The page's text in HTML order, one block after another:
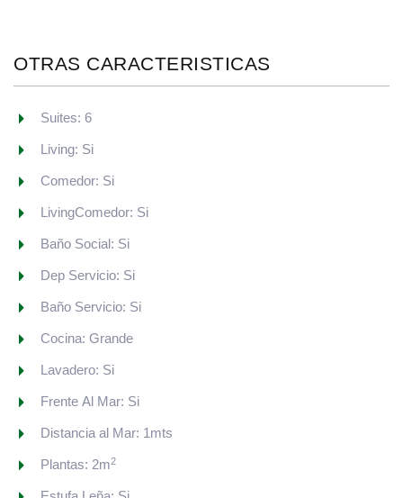
OTRAS CARACTERISTICAS
Suites: 6
Living: Si
Comedor: Si
LivingComedor: Si
Baño Social: Si
Dep Servicio: Si
Baño Servicio: Si
Cocina: Grande
Lavadero: Si
Frente Al Mar: Si
Distancia al Mar: 1mts
Plantas: 2m2